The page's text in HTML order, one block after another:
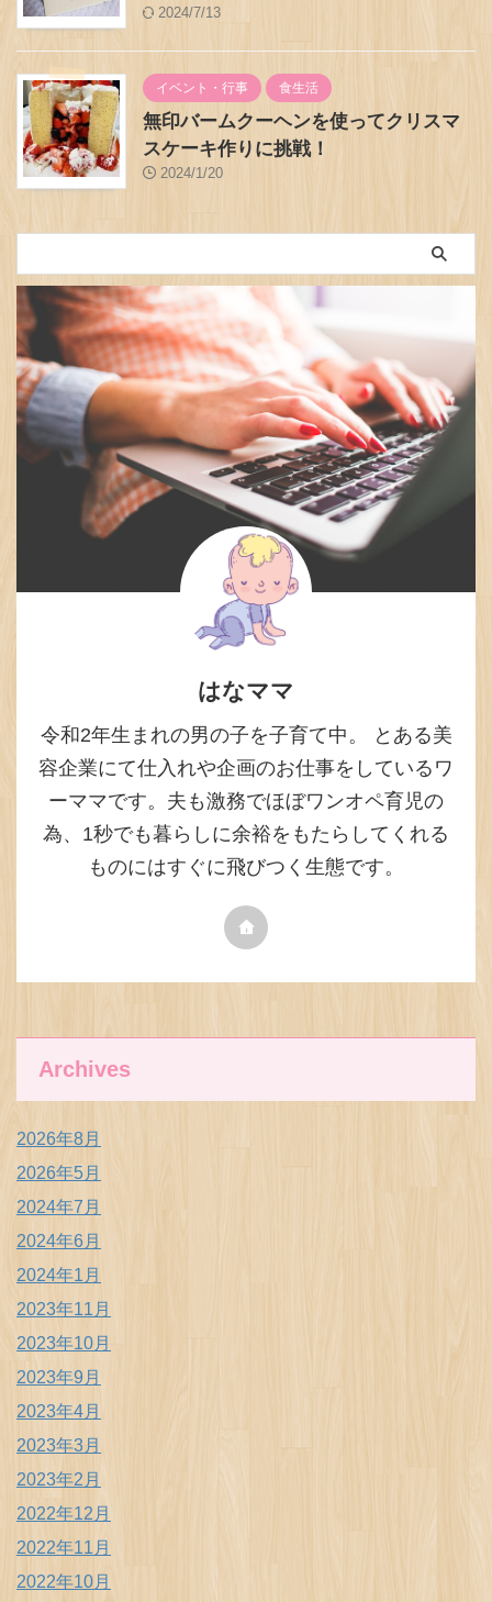
2024/7/13
イベント・行事 食生活
無印バームクーヘンを使ってクリスマ
スケーキ作りに挑戦！
2024/1/20
はなママ
令和2年生まれの男の子を子育て中。 とある美
容企業にて仕入れや企画のお仕事をしているワ
ーママです。夫も激務でほぼワンオペ育児の
為、1秒でも暮らしに余裕をもたらしてくれる
ものにはすぐに飛びつく生態です。
Archives
2026年8月
2026年5月
2024年7月
2024年6月
2024年1月
2023年11月
2023年10月
2023年9月
2023年4月
2023年3月
2023年2月
2022年12月
2022年11月
2022年10月